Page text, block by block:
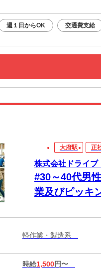
週１日からOK 交通費支給
大府駅 正
株式会社ドライブ
#30～40代男
業及びピッキ
軽作業・製造系
時給1,500円〜